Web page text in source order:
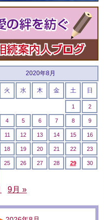
2020年8月
火 水 木 金 土 日
1 2
4 5 6 7 8 9
11 12 13 14 15 16
18 19 20 21 22 23
25 26 27 28 29 30
9月 »